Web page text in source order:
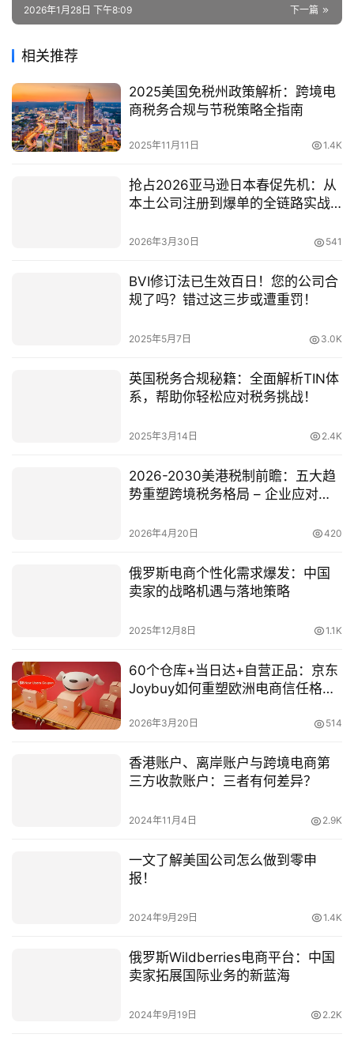
下一篇
2026年1月28日 下午8:09
相关推荐
2025美国免税州政策解析：跨境电
商税务合规与节税策略全指南
2025年11月11日 1.4K
抢占2026亚马逊日本春促先机：从
本土公司注册到爆单的全链路实战
2026年3月30日 541
BVI修订法已生效百日！您的公司合
规了吗？错过这三步或遭重罚！
2025年5月7日 3.0K
英国税务合规秘籍：全面解析TIN体
系，帮助你轻松应对税务挑战！
2025年3月14日 2.4K
2026-2030美港税制前瞻：五大趋
势重塑跨境税务格局 – 企业应对指
2026年4月20日 420
俄罗斯电商个性化需求爆发：中国
卖家的战略机遇与落地策略
2025年12月8日 1.1K
60个仓库+当日达+自营正品：京东
Joybuy如何重塑欧洲电商信任格
2026年3月20日 514
香港账户、离岸账户与跨境电商第
三方收款账户：三者有何差异？
2024年11月4日 2.9K
一文了解美国公司怎么做到零申
报！
2024年9月29日 1.4K
俄罗斯Wildberries电商平台：中国
卖家拓展国际业务的新蓝海
2024年9月19日 2.2K